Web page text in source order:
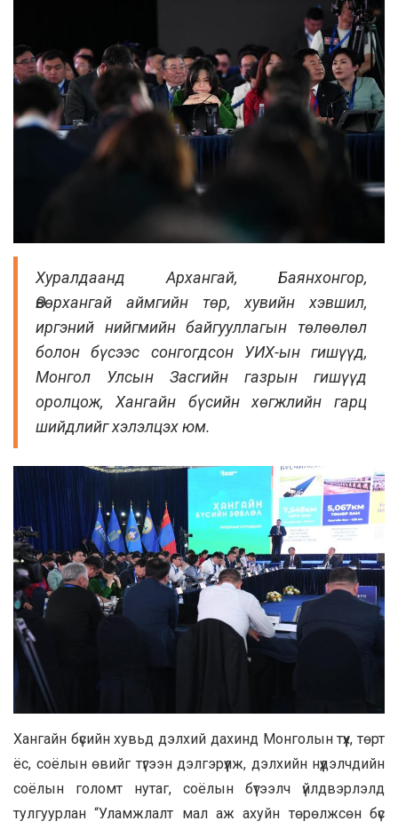
Хуралдаанд Архангай, Баянхонгор,
Өвөрхангай аймгийн төр, хувийн хэвшил,
иргэний нийгмийн байгууллагын төлөөлөл
болон бүсээс сонгогдсон УИХ-ын гишүүд,
Монгол Улсын Засгийн газрын гишүүд
оролцож, Хангайн бүсийн хөгжлийн гарц
шийдлийг хэлэлцэх юм.
Хангайн бүсийн хувьд дэлхий дахинд Монголын түүх, төрт
ёс, соёлын өвийг түгээн дэлгэрүүлж, дэлхийн нүүдэлчдийн
соёлын голомт нутаг, соёлын бүтээлч үйлдвэрлэлд
тулгуурлан “Уламжлалт мал аж ахуйн төрөлжсөн бүс